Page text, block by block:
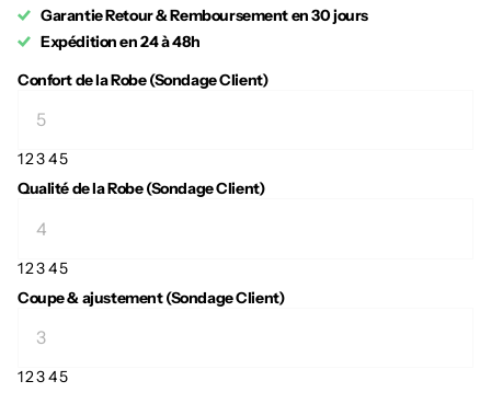
Garantie Retour & Remboursement en 30 jours
Expédition en 24 à 48h
Confort de la Robe (Sondage Client)
12345
Qualité de la Robe (Sondage Client)
12345
Coupe & ajustement (Sondage Client)
12345